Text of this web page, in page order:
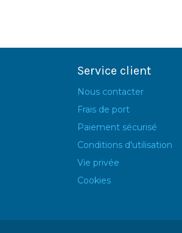
Service client
Nous contacter
Frais de port
Paiement sécurisé
Conditions d'utilisation
Vie privée
Cookies